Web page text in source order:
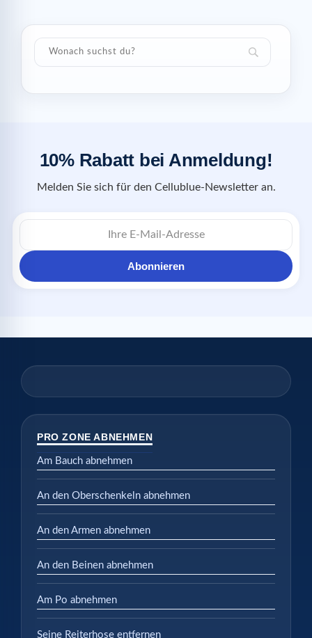
10% Rabatt bei Anmeldung!
Melden Sie sich für den Cellublue-Newsletter an.
Abonnieren
PRO ZONE ABNEHMEN
Am Bauch abnehmen
An den Oberschenkeln abnehmen
An den Armen abnehmen
An den Beinen abnehmen
Am Po abnehmen
Seine Reiterhose entfernen